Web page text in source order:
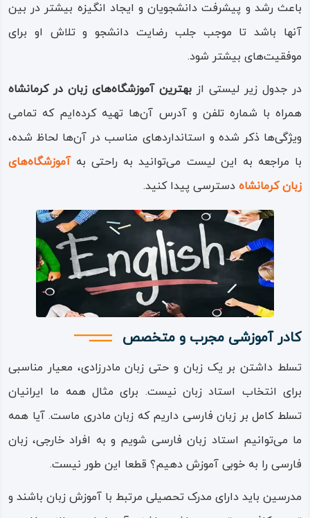
باعث رشد و پیشرفت دانشجویان و ایجاد انگیزه بیشتر در بین
آنها باشد تا موجب جلب رضایت دانشجو و تلاش او برای
موفقیت‌‌های بیشتر شود‌‌.
در جدول زیر لیستی از بهترین آموزشگاه‌‌های زبان در کرمانشاه
همراه با شماره تلفن و آدرس آن‌‌ها تهیه کرده‌ایم که تمامی
ویژگی‌‌ها ذکر شده و استاندارد‌‌های مناسب در آن‌ها لحاظ شده،
با مراجعه به این لیست‌‌‌ ‌‌می‌‌‌‌توانید به راحتی بهآموزشگاه‌‌های
زبان کرمانشاه دسترسی پیدا کنید‌‌.
کادر آموزشی مجرب و متخصص
تسلط داشتن بر یک زبان و حتی زبان مادرزادی، معیار مناسبی
برای انتخاب استاد زبان نیست‌‌. برای مثال همه ما ایرانیان
تسلط کامل بر زبان فارسی داریم که زبان مادری ماست‌‌. آیا همه
ما‌‌‌ ‌‌می‌‌‌توانیم استاد زبان فارسی شویم و به افراد خارجی، زبان
فارسی را به خوبی آموزش دهیم؟ قطعا این طور نیست‌‌.
مدرسین باید دارای مدرک تحصیلی مرتبط با آموزش زبان باشند و